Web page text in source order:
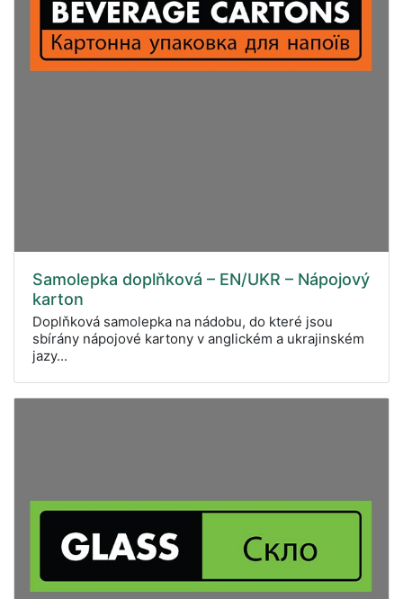
Samolepka doplňková – EN/UKR – Nápojový
karton
Doplňková samolepka na nádobu, do které jsou
sbírány nápojové kartony v anglickém a ukrajinském
jazy...